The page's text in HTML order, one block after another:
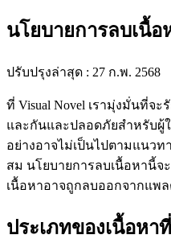
นโยบายการลบเนื้อ
ปรับปรุงล่าสุด : 27 ก.พ. 2568
ที่ Visual Novel เรามุ่งมั่นที่จ
และกันและปลอดภัยสำหรับผู้
อย่างอาจไม่เป็นไปตามแนวท
สม นโยบายการลบเนื้อหานี้
เนื้อหาอาจถูกลบออกจากแพ
ประเภทของเนื้อหา